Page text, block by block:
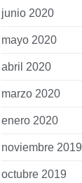
junio 2020
mayo 2020
abril 2020
marzo 2020
enero 2020
noviembre 2019
octubre 2019